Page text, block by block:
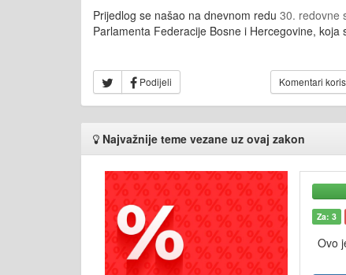
Prijedlog se našao na dnevnom redu 30. redovne
Parlamenta Federacije Bosne i Hercegovine, koja
Podijeli Komentari
Najvažnije teme vezane uz ovaj zakon
Za: 3
Ovo